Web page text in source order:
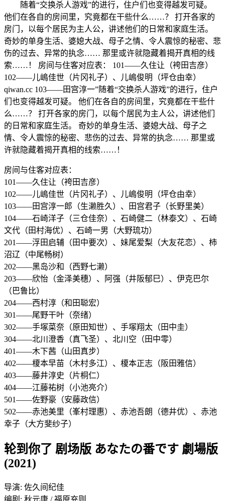
随着“交换杀人游戏”的进行，住户们也变得越发可疑。
他们在各自的房间里，究竟都在干些什么……？ 打开各家的
房门，以每个居民为主人公，讲述他们的日常和家庭生活。
奇妙的单身生活、婆媳大战、母子之情、令人震惊的秘密、悲
伤的过去、异常的执念…… 那里或许就隐藏着揭开真相的线
索……！ 房间与住客对应表： 101——久住让（袴田吉彦）
102——儿嶋佳世（片冈礼子）、儿嶋俊明（坪仓由幸）
qiwan.cc 103——田宫淳一”随着“交换杀人游戏”的进行，住户
们也变得越发可疑。 他们在各自的房间里，究竟都在干些什
么……？ 打开各家的房门，以每个居民为主人公，讲述他们
的日常和家庭生活。 奇妙的单身生活、婆媳大战、母子之
情、令人震惊的秘密、悲伤的过去、异常的执念…… 那里或
许就隐藏着揭开真相的线索……！
房间与住客对应表：
101——久住让（袴田吉彦）
102——儿嶋佳世（片冈礼子）、儿嶋俊明（坪仓由幸）
103——田宫淳一郎（生濑胜久）、田宫君子（长野里美）
104——石崎洋子（三仓佳奈）、石崎健二（林泰文）、石崎
文代（田村海优）、石崎一男（大野琉功）
201——浮田启辅（田中要次）、妹尾爱梨（大友花恋）、柿
沼辽（中尾畅树）
202——黑岛沙和（西野七濑）
203——欣怡（金泽美穗）、阿强（井阪郁巳）、伊克巴尔
（巴鲁比）
204——西村淳（和田聪宏）
301——尾野干叶（奈绪）
302——手塚菜奈（原田知世）、手塚翔太（田中圭）
304——北川澄香（真飞圣）、北川空（田中零）
401——木下茜（山田真步）
402——榎本早苗（木村多江）、榎本正志（阪田雅信）
403——藤井淳史（片桐仁）
404——江藤祐树（小池亮介）
501——佐野豪（安藤政信）
502——赤池美里（峯村理惠）、赤池吾朗（德井优）、赤池
幸子（大方斐纱子）
轮到你了 剧场版 あなたの番です 劇場版
(2021)
导演: 佐久间纪佳
编剧: 秋元康 / 福原充则